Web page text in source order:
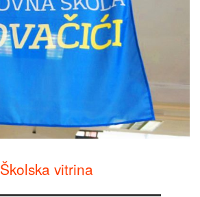
Školska vitrina